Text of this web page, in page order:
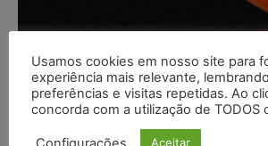
Cibercriminosos
Usamos cookies em nosso site para
experiência mais relevante,
preferências e visitas repetidas. Ao
concorda com a utilização de TODOS
Aceitar